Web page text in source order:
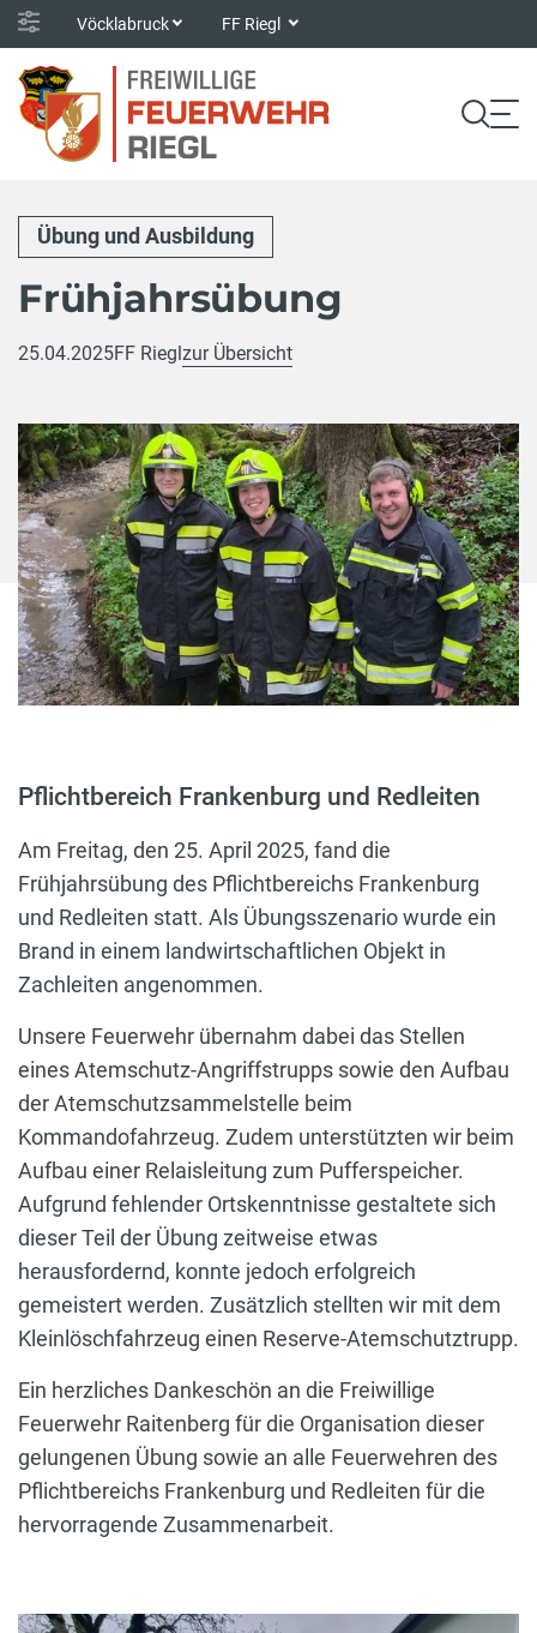
Vöcklabruck FF Riegl
Übung und Ausbildung
Frühjahrsübung
25.04.2025FF Rieglzur Übersicht
Pflichtbereich Frankenburg und Redleiten
Am Freitag, den 25. April 2025, fand die
Frühjahrsübung des Pflichtbereichs Frankenburg
und Redleiten statt. Als Übungsszenario wurde ein
Brand in einem landwirtschaftlichen Objekt in
Zachleiten angenommen.
Unsere Feuerwehr übernahm dabei das Stellen
eines Atemschutz-Angriffstrupps sowie den Aufbau
der Atemschutzsammelstelle beim
Kommandofahrzeug. Zudem unterstützten wir beim
Aufbau einer Relaisleitung zum Pufferspeicher.
Aufgrund fehlender Ortskenntnisse gestaltete sich
dieser Teil der Übung zeitweise etwas
herausfordernd, konnte jedoch erfolgreich
gemeistert werden. Zusätzlich stellten wir mit dem
Kleinlöschfahrzeug einen Reserve-Atemschutztrupp.
Ein herzliches Dankeschön an die Freiwillige
Feuerwehr Raitenberg für die Organisation dieser
gelungenen Übung sowie an alle Feuerwehren des
Pflichtbereichs Frankenburg und Redleiten für die
hervorragende Zusammenarbeit.